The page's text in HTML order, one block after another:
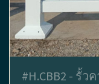
#H.CBB2 - รั้